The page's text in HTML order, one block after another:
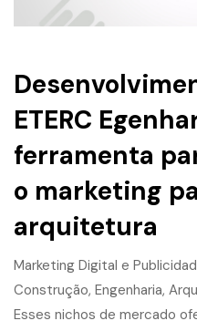
ETERC
ferramenta
o marketing
arquitetura
Marketing Digital e
Construção, Engenharia,
Esses nichos de mercado